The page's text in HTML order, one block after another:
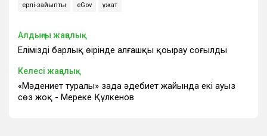
ерлі-зайыпты eGov құжат
Алдыңғы жаңалық
Еліміздің барлық өңірінде алғашқы қоңырау соғылды
Келесі жаңалық
«Мәдениет туралы» заңда әдебиет жайында екі ауыз
сөз жоқ - Мереке Құлкенов